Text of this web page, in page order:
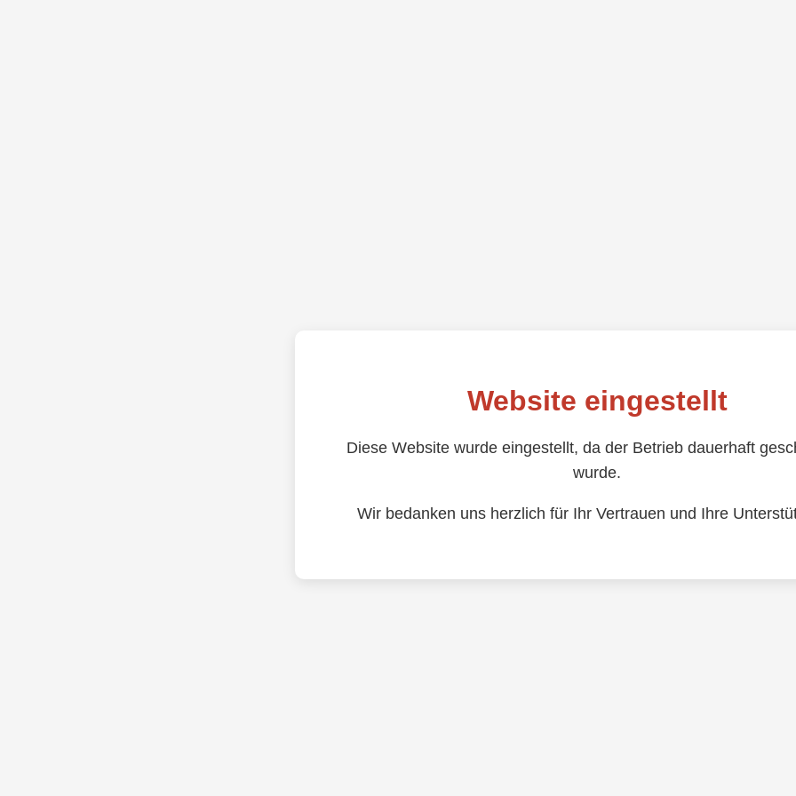
Website eingestellt
Diese Website wurde eingestellt, da der Betrieb dauerhaft
wurde.
Wir bedanken uns herzlich für Ihr Vertrauen und Ihre